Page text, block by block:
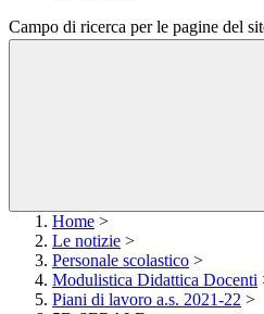
Campo di ricerca per le pagine del
Home >
Le notizie >
Personale scolastico >
Modulistica Didattica Docenti
Piani di lavoro a.s. 2021-22 >